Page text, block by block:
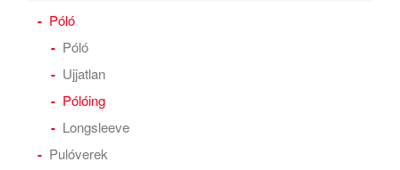
Póló
Póló
Ujjatlan
Pólóing
Longsleeve
Pulóverek